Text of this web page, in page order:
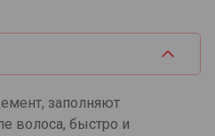
заполняют
волоса, быстро и